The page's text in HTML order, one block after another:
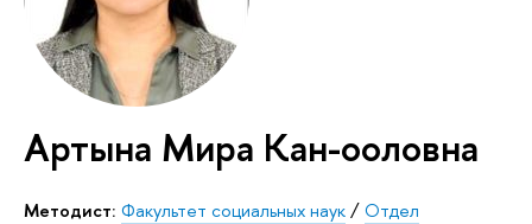
Артына Мира Кан-ооловна
Методист: Факультет социальных наук/Отдел